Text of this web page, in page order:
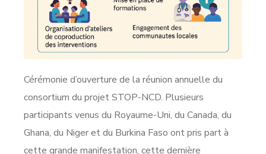
Cérémonie d’ouverture de la réunion annuelle du
consortium du projet STOP-NCD. Plusieurs
participants venus du Royaume-Uni, du Canada, du
Ghana, du Niger et du Burkina Faso ont pris part à
cette grande manifestation, cette dernière